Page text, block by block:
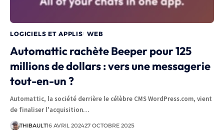
LOGICIELS ET APPLIS WEB
Automattic rachète Beeper pour 125
millions de dollars : vers une messagerie
tout-en-un ?
Automattic, la société derrière le célèbre CMS WordPress.com, vient
de finaliser l'acquisition…
THIBAULT16 AVRIL 202427 OCTOBRE 2025